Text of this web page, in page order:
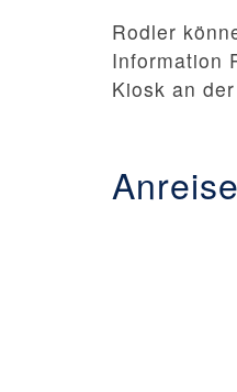
Rodler
Information
Kiosk an
Anreise